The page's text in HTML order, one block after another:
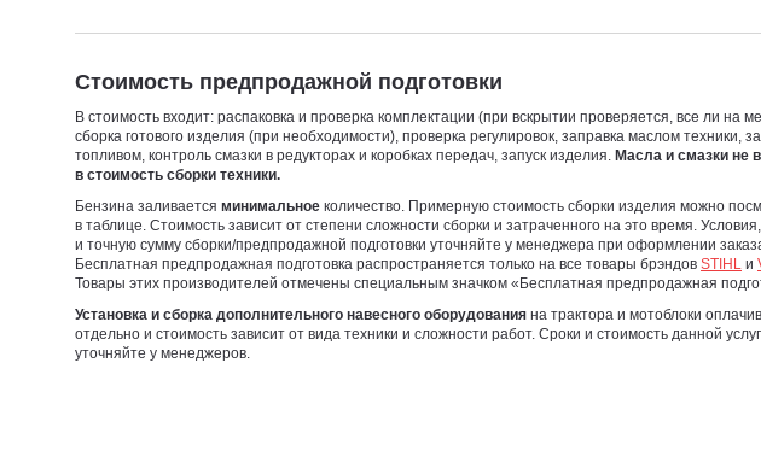
Стоимость предпродажной подготовки
В стоимость входит: распаковка и проверка комплектации (при вскрытии проверяется, все ли на
сборка готового изделия (при необходимости), проверка регулировок, заправка маслом техники,
топливом, контроль смазки в редукторах и коробках передач, запуск изделия. Масла и смазки не
в стоимость сборки техники.
Бензина заливается минимальное количество. Примерную стоимость сборки изделия можно
в таблице. Стоимость зависит от степени сложности сборки и затраченного на это время.
и точную сумму сборки/предпродажной подготовки уточняйте у менеджера при оформлении
Бесплатная предпродажная подготовка распространяется только на все товары брэндов STIHL и
Товары этих производителей отмечены специальным значком «Бесплатная предпродажная
Установка и сборка дополнительного навесного оборудования на трактора и мотоблоки
отдельно и стоимость зависит от вида техники и сложности работ. Сроки и стоимость данной
уточняйте у менеджеров.